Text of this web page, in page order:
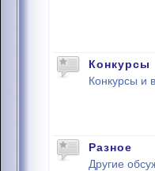
Конкурсы
Конкурсы и
Разное
Другие